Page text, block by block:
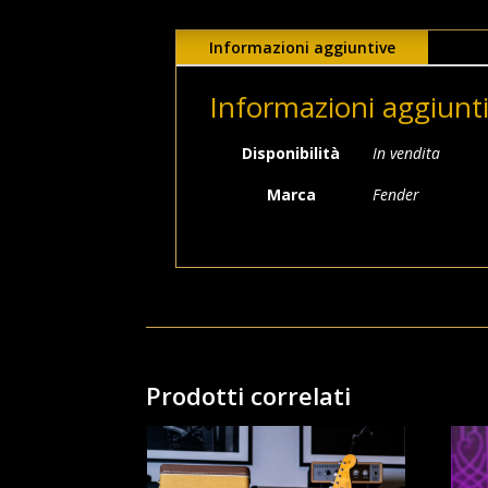
Informazioni aggiuntive
Informazioni
Disponibilità
In vendita
Marca
Fender
Prodotti correlati